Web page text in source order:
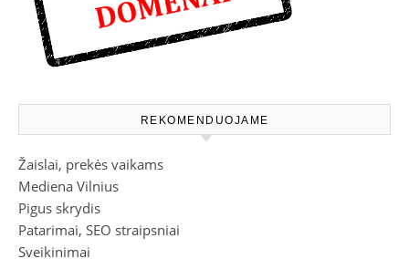
REKOMENDUOJAME
Žaislai, prekės vaikams
Mediena Vilnius
Pigus skrydis
Patarimai, SEO straipsniai
Sveikinimai